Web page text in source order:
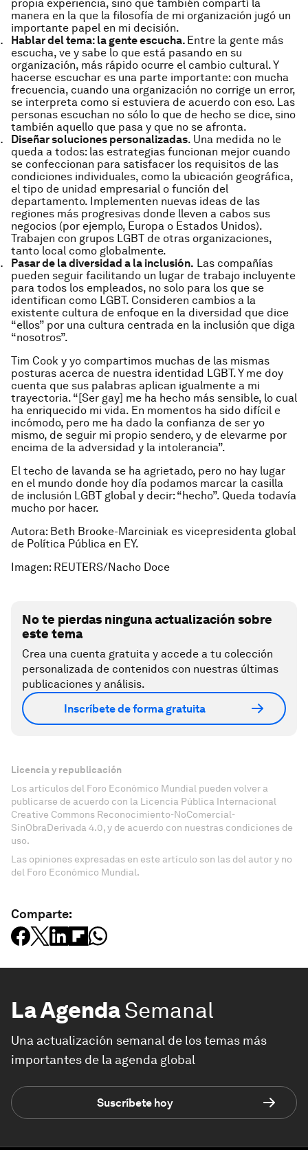
propia experiencia, sino que también compartí la
manera en la que la filosofía de mi organización jugó un
importante papel en mi decisión.
Hablar del tema: la gente escucha. Entre la gente más
escucha, ve y sabe lo que está pasando en su
organización, más rápido ocurre el cambio cultural. Y
hacerse escuchar es una parte importante: con mucha
frecuencia, cuando una organización no corrige un error,
se interpreta como si estuviera de acuerdo con eso. Las
personas escuchan no sólo lo que de hecho se dice, sino
también aquello que pasa y que no se afronta.
Diseñar soluciones personalizadas. Una medida no le
queda a todos: las estrategias funcionan mejor cuando
se confeccionan para satisfacer los requisitos de las
condiciones individuales, como la ubicación geográfica,
el tipo de unidad empresarial o función del
departamento. Implementen nuevas ideas de las
regiones más progresivas donde lleven a cabos sus
negocios (por ejemplo, Europa o Estados Unidos).
Trabajen con grupos LGBT de otras organizaciones,
tanto local como globalmente.
Pasar de la diversidad a la inclusión. Las compañías
pueden seguir facilitando un lugar de trabajo incluyente
para todos los empleados, no solo para los que se
identifican como LGBT. Consideren cambios a la
existente cultura de enfoque en la diversidad que dice
“ellos” por una cultura centrada en la inclusión que diga
“nosotros”.
Tim Cook y yo compartimos muchas de las mismas
posturas acerca de nuestra identidad LGBT. Y me doy
cuenta que sus palabras aplican igualmente a mi
trayectoria. “[Ser gay] me ha hecho más sensible, lo cual
ha enriquecido mi vida. En momentos ha sido difícil e
incómodo, pero me ha dado la confianza de ser yo
mismo, de seguir mi propio sendero, y de elevarme por
encima de la adversidad y la intolerancia”.
El techo de lavanda se ha agrietado, pero no hay lugar
en el mundo donde hoy día podamos marcar la casilla
de inclusión LGBT global y decir: “hecho”. Queda todavía
mucho por hacer.
Autora: Beth Brooke-Marciniak es vicepresidenta global
de Política Pública en EY.
Imagen: REUTERS/Nacho Doce
No te pierdas ninguna actualización sobre
este tema
Crea una cuenta gratuita y accede a tu colección
personalizada de contenidos con nuestras últimas
publicaciones y análisis.
Inscríbete de forma gratuita
Licencia y republicación
Los artículos del Foro Económico Mundial pueden volver a
publicarse de acuerdo con la Licencia Pública Internacional
Creative Commons Reconocimiento-NoComercial-
SinObraDerivada 4.0, y de acuerdo con nuestras condiciones de
uso.
Las opiniones expresadas en este artículo son las del autor y no
del Foro Económico Mundial.
Comparte:
La AgendaSemanal
Una actualización semanal de los temas más
importantes de la agenda global
Suscríbete hoy